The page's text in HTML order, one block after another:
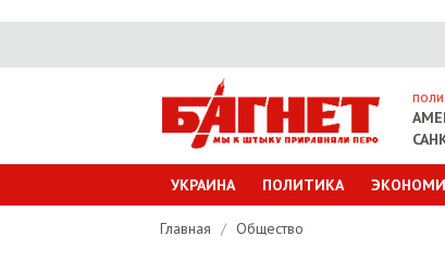
УКРАИНА ПОЛИТИКА
Главная / Общество